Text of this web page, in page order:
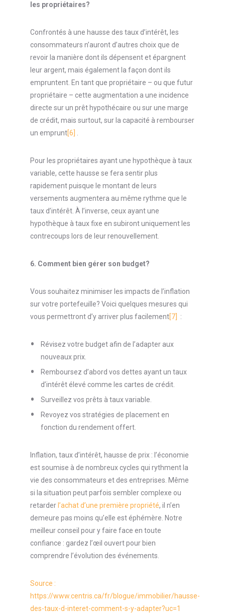
les propriétaires?
Confrontés à une hausse des taux d’intérêt, les
consommateurs n’auront d’autres choix que de
revoir la manière dont ils dépensent et épargnent
leur argent, mais également la façon dont ils
empruntent. En tant que propriétaire – ou que futur
propriétaire – cette augmentation a une incidence
directe sur un prêt hypothécaire ou sur une marge
de crédit, mais surtout, sur la capacité à rembourser
un emprunt[6] .
Pour les propriétaires ayant une hypothèque à taux
variable, cette hausse se fera sentir plus
rapidement puisque le montant de leurs
versements augmentera au même rythme que le
taux d’intérêt. À l’inverse, ceux ayant une
hypothèque à taux fixe en subiront uniquement les
contrecoups lors de leur renouvellement.
6. Comment bien gérer son budget?
Vous souhaitez minimiser les impacts de l’inflation
sur votre portefeuille? Voici quelques mesures qui
vous permettront d’y arriver plus facilement[7] :
Révisez votre budget afin de l’adapter aux
nouveaux prix.
Remboursez d’abord vos dettes ayant un taux
d’intérêt élevé comme les cartes de crédit.
Surveillez vos prêts à taux variable.
Revoyez vos stratégies de placement en
fonction du rendement offert.
Inflation, taux d’intérêt, hausse de prix : l’économie
est soumise à de nombreux cycles qui rythment la
vie des consommateurs et des entreprises. Même
si la situation peut parfois sembler complexe ou
retarder l’achat d’une première propriété, il n’en
demeure pas moins qu’elle est éphémère. Notre
meilleur conseil pour y faire face en toute
confiance : gardez l’œil ouvert pour bien
comprendre l’évolution des événements.
Source :
https://www.centris.ca/fr/blogue/immobilier/hausse-
des-taux-d-interet-comment-s-y-adapter?uc=1